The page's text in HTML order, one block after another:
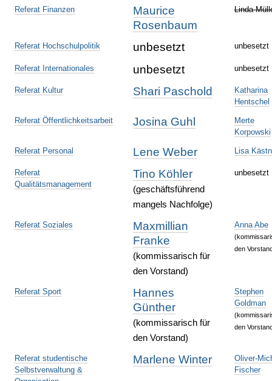
Referat Finanzen
Maurice
Rosenbaum
Linda
Referat Hochschulpolitik unbesetzt unbesetzt
Referat Internationales unbesetzt unbesetzt
Referat Kultur Shari Paschold
Katharina
Hentschel
Referat Öffentlichkeitsarbeit Josina Guhl
Merte
Korpowski
Referat Personal Lene Weber Lisa
Referat
Qualitätsmanagement
Tino Köhler
(geschäftsführend
mangels Nachfolge)
unbesetzt
Referat Soziales
Maxmillian
Franke
(kommissarisch für
den Vorstand)
Anna Abe
den
Referat Sport
Hannes
Günther
(kommissarisch für
den Vorstand)
Stephen
Goldman
den
Referat studentische
Selbstverwaltung &
Marlene Winter
Oliver-
Fischer